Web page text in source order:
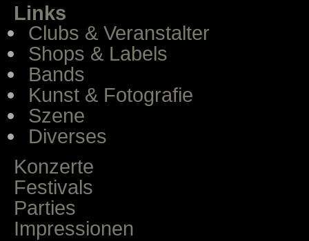
Links
Clubs & Veranstalter
Shops & Labels
Bands
Kunst & Fotografie
Szene
Diverses
Konzerte
Festivals
Parties
Impressionen